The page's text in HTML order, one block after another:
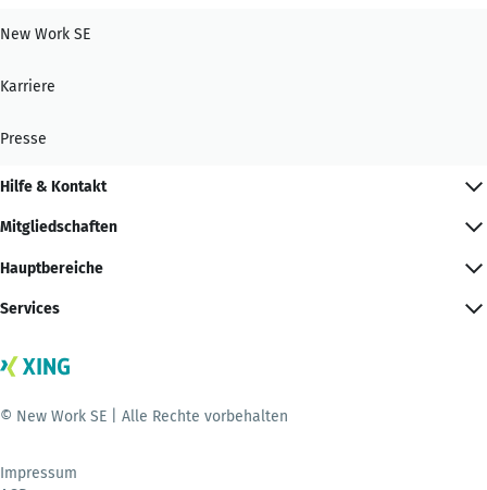
New Work SE
Karriere
Presse
Hilfe & Kontakt
Mitgliedschaften
Hauptbereiche
Services
© New Work SE | Alle Rechte vorbehalten
Impressum